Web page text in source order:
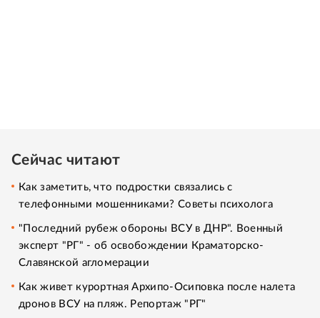
Сейчас читают
Как заметить, что подростки связались с
телефонными мошенниками? Советы психолога
"Последний рубеж обороны ВСУ в ДНР". Военный
эксперт "РГ" - об освобождении Краматорско-
Славянской агломерации
Как живет курортная Архипо-Осиповка после налета
дронов ВСУ на пляж. Репортаж "РГ"